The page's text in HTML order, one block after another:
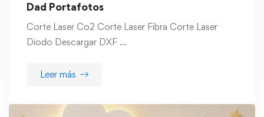
Dad Portafotos
Corte Laser Co2 Corte Laser Fibra Corte Laser
Diodo Descargar DXF …
Leer más